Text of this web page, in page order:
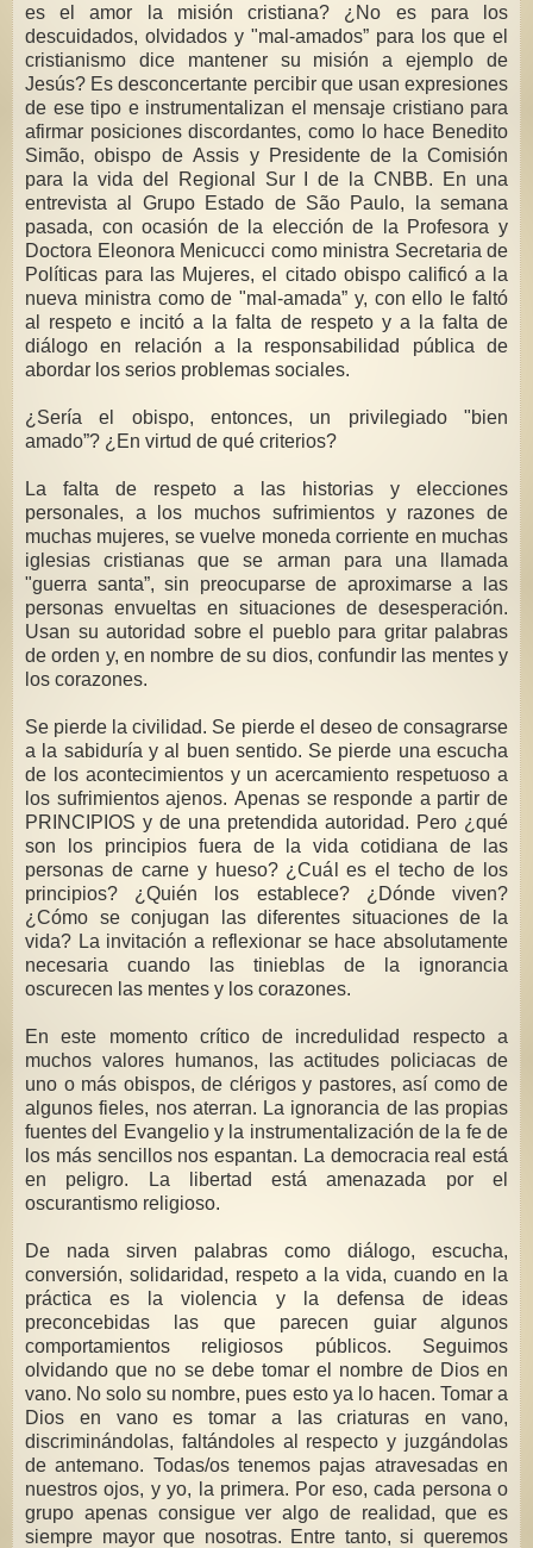
es el amor la misión cristiana? ¿No es para los
descuidados, olvidados y "mal-amados” para los que el
cristianismo dice mantener su misión a ejemplo de
Jesús? Es desconcertante percibir que usan expresiones
de ese tipo e instrumentalizan el mensaje cristiano para
afirmar posiciones discordantes, como lo hace Benedito
Simão, obispo de Assis y Presidente de la Comisión
para la vida del Regional Sur I de la CNBB. En una
entrevista al Grupo Estado de São Paulo, la semana
pasada, con ocasión de la elección de la Profesora y
Doctora Eleonora Menicucci como ministra Secretaria de
Políticas para las Mujeres, el citado obispo calificó a la
nueva ministra como de "mal-amada” y, con ello le faltó
al respeto e incitó a la falta de respeto y a la falta de
diálogo en relación a la responsabilidad pública de
abordar los serios problemas sociales.
¿Sería el obispo, entonces, un privilegiado "bien
amado”? ¿En virtud de qué criterios?
La falta de respeto a las historias y elecciones
personales, a los muchos sufrimientos y razones de
muchas mujeres, se vuelve moneda corriente en muchas
iglesias cristianas que se arman para una llamada
"guerra santa”, sin preocuparse de aproximarse a las
personas envueltas en situaciones de desesperación.
Usan su autoridad sobre el pueblo para gritar palabras
de orden y, en nombre de su dios, confundir las mentes y
los corazones.
Se pierde la civilidad. Se pierde el deseo de consagrarse
a la sabiduría y al buen sentido. Se pierde una escucha
de los acontecimientos y un acercamiento respetuoso a
los sufrimientos ajenos. Apenas se responde a partir de
PRINCIPIOS y de una pretendida autoridad. Pero ¿qué
son los principios fuera de la vida cotidiana de las
personas de carne y hueso? ¿Cuál es el techo de los
principios? ¿Quién los establece? ¿Dónde viven?
¿Cómo se conjugan las diferentes situaciones de la
vida? La invitación a reflexionar se hace absolutamente
necesaria cuando las tinieblas de la ignorancia
oscurecen las mentes y los corazones.
En este momento crítico de incredulidad respecto a
muchos valores humanos, las actitudes policiacas de
uno o más obispos, de clérigos y pastores, así como de
algunos fieles, nos aterran. La ignorancia de las propias
fuentes del Evangelio y la instrumentalización de la fe de
los más sencillos nos espantan. La democracia real está
en peligro. La libertad está amenazada por el
oscurantismo religioso.
De nada sirven palabras como diálogo, escucha,
conversión, solidaridad, respeto a la vida, cuando en la
práctica es la violencia y la defensa de ideas
preconcebidas las que parecen guiar algunos
comportamientos religiosos públicos. Seguimos
olvidando que no se debe tomar el nombre de Dios en
vano. No solo su nombre, pues esto ya lo hacen. Tomar a
Dios en vano es tomar a las criaturas en vano,
discriminándolas, faltándoles al respecto y juzgándolas
de antemano. Todas/os tenemos pajas atravesadas en
nuestros ojos, y yo, la primera. Por eso, cada persona o
grupo apenas consigue ver algo de realidad, que es
siempre mayor que nosotras. Entre tanto, si queremos